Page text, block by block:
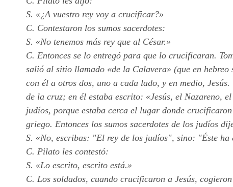
Domingo de Resurrección
S. «¿A vuestro rey voy a crucificar?»
C. Contestaron los sumos sacerdotes:
S. «No tenemos más rey que al César.»
C. Entonces se lo entregó para que lo crucificaran.
salió al sitio llamado «de la Calavera» (que en
con él a otros dos, uno a cada lado, y en medio,
de la cruz; en él estaba escrito: «Jesús, el Nazareno,
judíos, porque estaba cerca el lugar donde
griego. Entonces los sumos sacerdotes de los judíos
S. «No, escribas: "El rey de los judíos", sino: "Éste
C. Pilato les contestó:
S. «Lo escrito, escrito está.»
C. Los soldados, cuando crucificaron a Jesús,